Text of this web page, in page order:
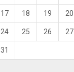
17 18 19 20
24 25 26 27
31